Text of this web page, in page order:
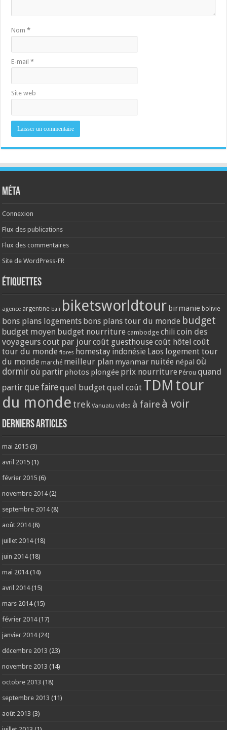
Nom*
E-mail*
Site web
Méta
Connexion
Flux des publications
Flux des commentaires
Site de WordPress-FR
Étiquettes
agence argentine bali biketsworldtour birmanie bolivie
bons plans logements bons plans tour du monde budget
budget moyen budget nourriture cambodge chili coin des
voyageurs cout par jourcoût guesthouse coût hôtel coût
tour du monde flores homestay indonésie Laos logement tour
du monde marché meilleur plan myanmar nuitée népal où
dormir où partir photos plongée prix nourriture Pérou quand
partir que fairequel budgetquel coût TDM tour
du monde trek Vanuatu video à faire à voir
Derniers articles
mai 2015 (3)
avril 2015 (1)
février 2015 (6)
novembre 2014(2)
septembre 2014(8)
août 2014(8)
juillet 2014(18)
juin 2014(18)
mai 2014(14)
avril 2014(15)
mars 2014(15)
février 2014(17)
janvier 2014(24)
décembre 2013 (23)
novembre 2013 (14)
octobre 2013 (18)
septembre 2013 (11)
août 2013 (3)